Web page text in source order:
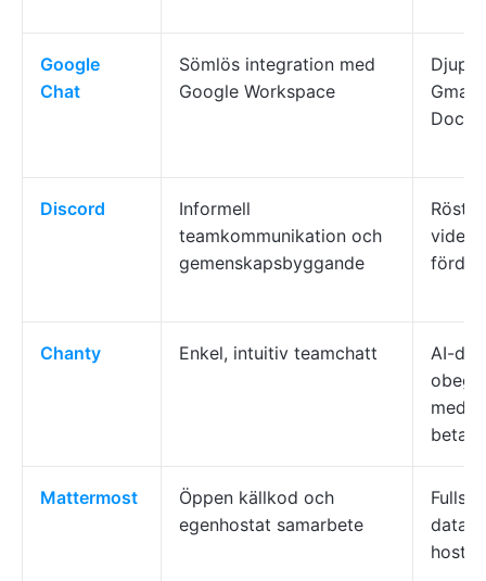
Google
Chat
Sömlös integration med
Google Workspace
Djup
Gmail
Docs
Discord
Informell
teamkommunikation och
gemenskapsbyggande
Chanty Enkel, intuitiv teamchatt
AI-
Mattermost
Öppen källkod och
egenhostat samarbete